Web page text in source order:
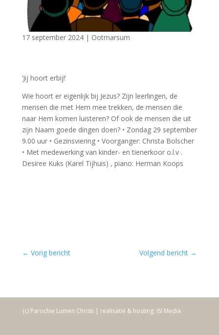
17 september 2024| Ootmarsum
‘Jij hoort erbij!’
Wie hoort er eigenlijk bij Jezus? Zijn leerlingen, de
mensen die met Hem mee trekken, de mensen die
naar Hem komen luisteren? Of ook de mensen die uit
zijn Naam goede dingen doen? • Zondag 29 september
9.00 uur • Gezinsviering • Voorganger: Christa Bolscher
• Met medewerking van kinder- en tienerkoor o.l.v .
Desiree Kuks (Karel Tijhuis) , piano: Herman Koops
← Vorig bericht Volgend bericht →
(c) Parochie Lumen Christi | realisatie & hosting: ISI Media